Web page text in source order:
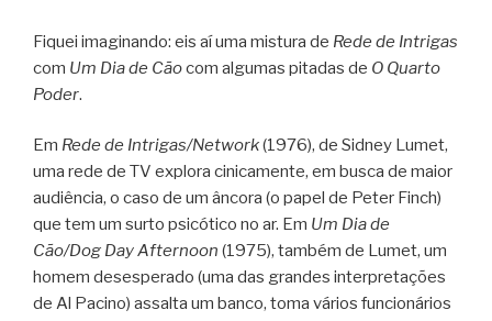
Fiquei imaginando: eis aí uma mistura de Rede de Intrigas
com Um Dia de Cãocom algumas pitadas de O Quarto
Poder.
Em Rede de Intrigas/Network(1976), de Sidney Lumet,
uma rede de TV explora cinicamente, em busca de maior
audiência, o caso de um âncora (o papel de Peter Finch)
que tem um surto psicótico no ar. Em Um Dia de
Cão/Dog Day Afternoon (1975), também de Lumet, um
homem desesperado (uma das grandes interpretações
de Al Pacino) assalta um banco, toma vários funcionários